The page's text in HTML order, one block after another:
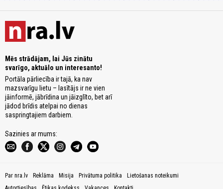
Mēs strādājam, lai Jūs zinātu
svarīgo, aktuālo un interesanto!
Portāla pārliecība ir tajā, ka nav
mazsvarīgu lietu – lasītājs ir ne vien
jāinformē, jābrīdina un jāizglīto, bet arī
jādod brīdis atelpai no dienas
saspringtajiem darbiem.
Sazinies ar mums:
Par nra.lv Reklāma Misija Privātuma politika
Lietošanas noteikumi